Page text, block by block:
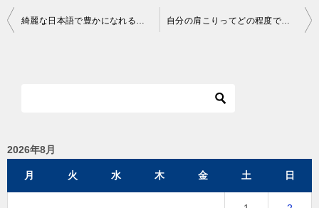
投
シ
綺麗な日本語で豊かになれるか？ 自分の肩こりってどの程度ですか？
2026年8月
月 火 水 木 金 土 日